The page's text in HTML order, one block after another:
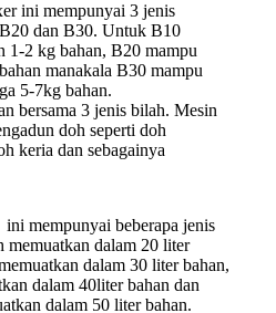
ini mempunyai 3 jenis
dan B30. Untuk B10
1-2 kg bahan, B20 mampu
manakala B30 mampu
5-7kg bahan.
bersama 3 jenis bilah. Mesin
doh seperti doh
keria dan sebagainya
mempunyai beberapa jenis
memuatkan dalam 20 liter
dalam 30 liter bahan,
dalam 40liter bahan dan
dalam 50 liter bahan.